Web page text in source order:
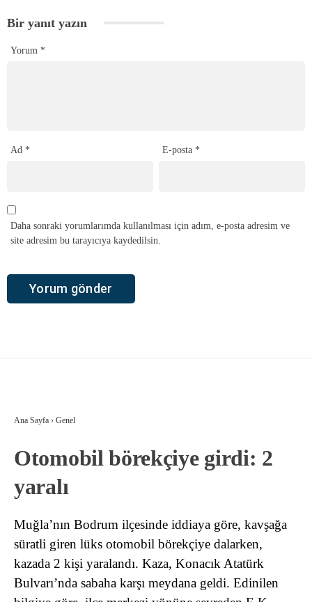
Bir yanıt yazın
Yorum *
Ad * E-posta *
Daha sonraki yorumlarımda kullanılması için adım, e-posta adresim ve
site adresim bu tarayıcıya kaydedilsin.
Ana Sayfa › Genel
Otomobil börekçiye girdi: 2
yaralı
Muğla’nın Bodrum ilçesinde iddiaya göre, kavşağa
süratli giren lüks otomobil börekçiye dalarken,
kazada 2 kişi yaralandı. Kaza, Konacık Atatürk
Bulvarı’nda sabaha karşı meydana geldi. Edinilen